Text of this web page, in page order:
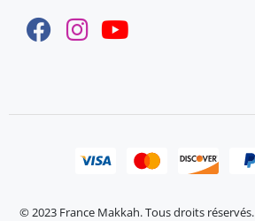
© 2023 France Makkah. Tous droits réservés.